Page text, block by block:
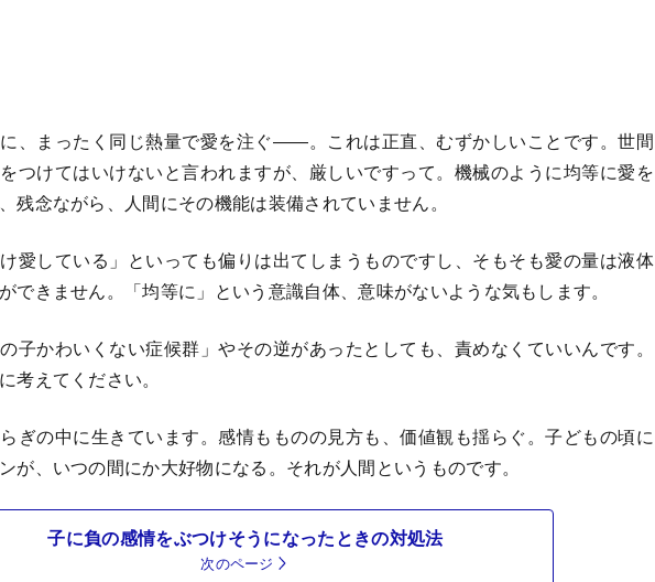
、まったく同じ熱量で愛を注ぐ――。これは正直、むずかしいことです。世間
つけてはいけないと言われますが、厳しいですって。機械のように均等に愛を
残念ながら、人間にその機能は装備されていません。
愛している」といっても偏りは出てしまうものですし、そもそも愛の量は液体
できません。「均等に」という意識自体、意味がないような気もします。
子かわいくない症候群」やその逆があったとしても、責めなくていいんです。
考えてください。
ぎの中に生きています。感情もものの見方も、価値観も揺らぐ。子どもの頃に
が、いつの間にか大好物になる。それが人間というものです。
子に負の感情をぶつけそうになったときの対処法
次のページ